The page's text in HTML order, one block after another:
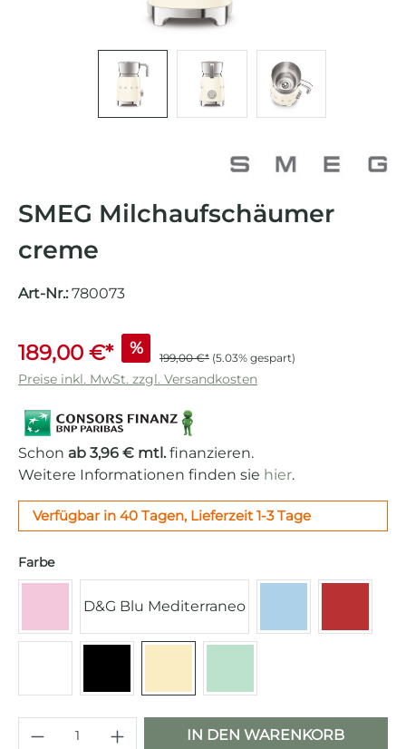
SMEG Milchaufschäumer
creme
Art-Nr.: 780073
189,00 €* % 199,00 €* (5.03% gespart)
Preise inkl. MwSt. zzgl. Versandkosten
Schon ab 3,96 € mtl. finanzieren.
Weitere Informationen finden sie hier.
Verfügbar in 40 Tagen, Lieferzeit 1-3 Tage
Farbeauswählen
Cadillac Pink
D&G Blu Mediterraneo
Produkt Anzahl: Gib den
IN DEN WARENKORB